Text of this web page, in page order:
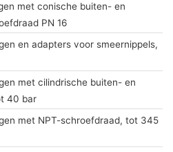
met conische buiten- en
PN 16
en adapters voor smeernippels,
met cilindrische buiten- en
40 bar
met NPT-schroefdraad, tot 345